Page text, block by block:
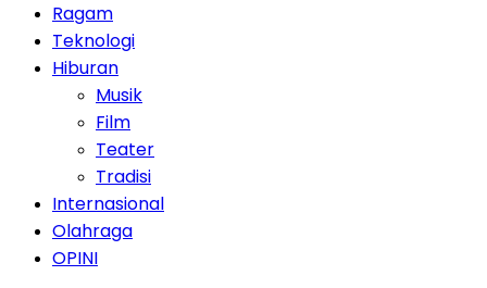
Ragam
Teknologi
Hiburan
Musik
Film
Teater
Tradisi
Internasional
Olahraga
OPINI